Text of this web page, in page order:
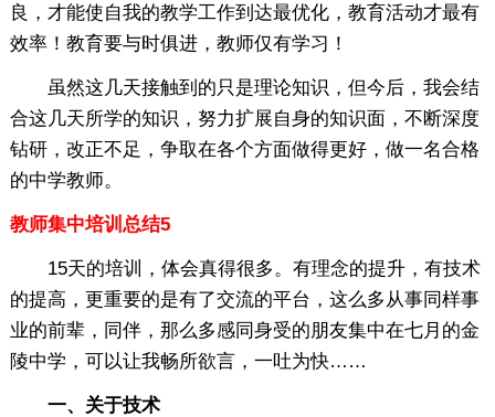
良，才能使自我的教学工作到达最优化，教育活动才最有
效率！教育要与时俱进，教师仅有学习！
虽然这几天接触到的只是理论知识，但今后，我会结
合这几天所学的知识，努力扩展自身的知识面，不断深度
钻研，改正不足，争取在各个方面做得更好，做一名合格
的中学教师。
教师集中培训总结5
15天的培训，体会真得很多。有理念的提升，有技术
的提高，更重要的是有了交流的平台，这么多从事同样事
业的前辈，同伴，那么多感同身受的朋友集中在七月的金
陵中学，可以让我畅所欲言，一吐为快……
一、关于技术